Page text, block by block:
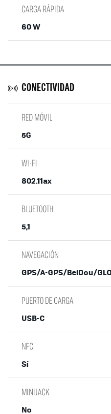
CARGA RÁPIDA
60 W
CONECTIVIDAD
RED MÓVIL
5G
WI-FI
802.11ax
BLUETOOTH
5,1
NAVEGACIÓN
GPS/A-GPS/BeiDou/
PUERTO DE CARGA
USB-C
NFC
Sí
MINIJACK
No